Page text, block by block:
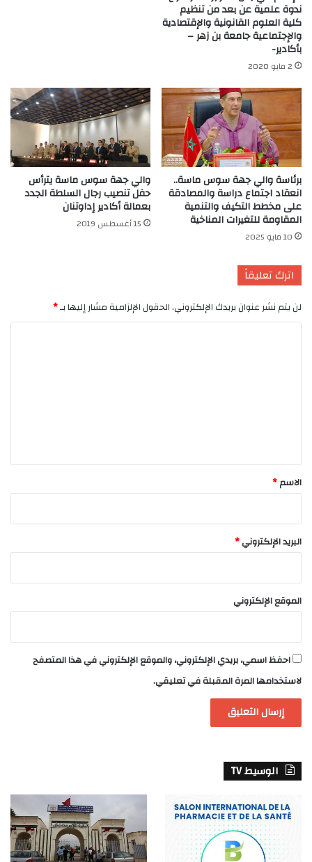
ندوة علمية عن بعد من تنظيم
كلية العلوم القانونية والإقتصادية
والإجتماعية جامعة بن زهر –
بأكادير-
2 مايو 2020
برئاسة والي جهة سوس ماسة..
انعقاد اجتماع دراسة والمصادقة
على مخطط التكيف والتنمية
المقاومة للتغيرات المناخية
10 مايو 2025
والي جهة سوس ماسة يترأس
حفل تنصيب رجال السلطة الجدد
بعمالة أكادير إداوتنان
15 أغسطس 2019
اترك تعليقاً
لن يتم نشر عنوان بريدك الإلكتروني.الحقول الإلزامية مشار إليها بـ*
*
الاسم*
البريد الإلكتروني*
الموقع الإلكتروني
احفظ اسمي، بريدي الإلكتروني، والموقع الإلكتروني في هذا المتصفح
لاستخدامها المرة المقبلة في تعليقي.
الوسيط TV